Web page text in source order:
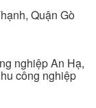
Quận Gò
nghiệp An Hạ,
công nghiệp